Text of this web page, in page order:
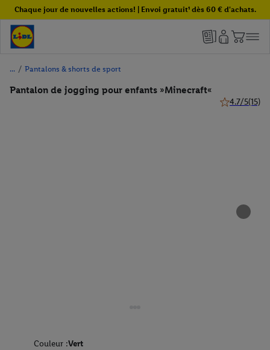
Chaque jour de nouvelles actions! | Envoi gratuit¹ dès 60 € d'achats.
/ Pantalons & shorts de sport
Pantalon de jogging pour enfants »Minecraft«
4.7/5(15)
Couleur :Vert